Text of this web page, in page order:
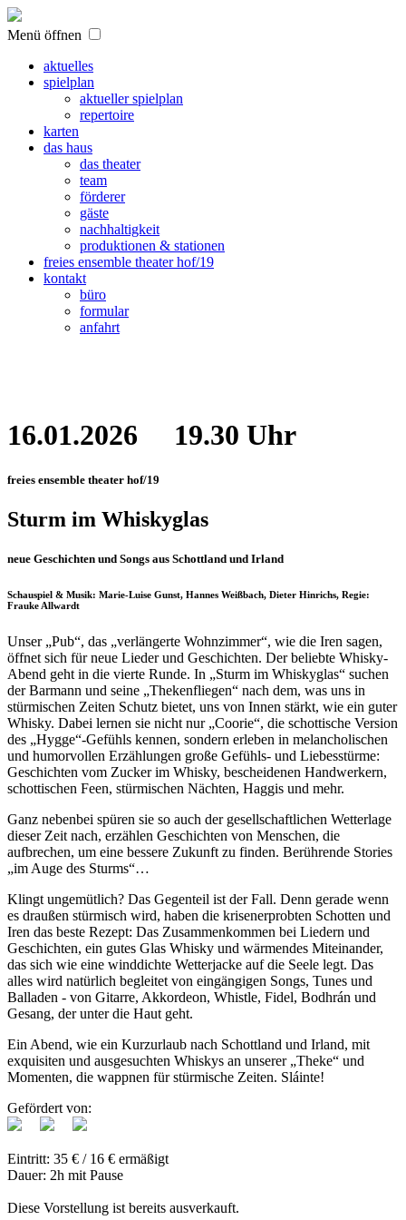
Menü öffnen
aktuelles
spielplan
aktueller spielplan
repertoire
karten
das haus
das theater
team
förderer
gäste
nachhaltigkeit
produktionen & stationen
freies ensemble theater hof/19
kontakt
büro
formular
anfahrt
16.01.2026 19.30 Uhr
freies ensemble theater hof/19
Sturm im Whiskyglas
neue Geschichten und Songs aus Schottland und Irland
Schauspiel & Musik: Marie-Luise Gunst, Hannes Weißbach, Dieter Hinrichs, Regie:
Frauke Allwardt
Unser „Pub“, das „verlängerte Wohnzimmer“, wie die Iren sagen,
öffnet sich für neue Lieder und Geschichten. Der beliebte Whisky-
Abend geht in die vierte Runde. In „Sturm im Whiskyglas“ suchen
der Barmann und seine „Thekenfliegen“ nach dem, was uns in
stürmischen Zeiten Schutz bietet, uns von Innen stärkt, wie ein guter
Whisky. Dabei lernen sie nicht nur „Coorie“, die schottische Version
des „Hygge“-Gefühls kennen, sondern erleben in melancholischen
und humorvollen Erzählungen große Gefühls- und Liebesstürme:
Geschichten vom Zucker im Whisky, bescheidenen Handwerkern,
schottischen Feen, stürmischen Nächten, Haggis und mehr.
Ganz nebenbei spüren sie so auch der gesellschaftlichen Wetterlage
dieser Zeit nach, erzählen Geschichten von Menschen, die
aufbrechen, um eine bessere Zukunft zu finden. Berührende Stories
„im Auge des Sturms“…
Klingt ungemütlich? Das Gegenteil ist der Fall. Denn gerade wenn
es draußen stürmisch wird, haben die krisenerprobten Schotten und
Iren das beste Rezept: Das Zusammenkommen bei Liedern und
Geschichten, ein gutes Glas Whisky und wärmendes Miteinander,
das sich wie eine winddichte Wetterjacke auf die Seele legt. Das
alles wird natürlich begleitet von eingängigen Songs, Tunes und
Balladen - von Gitarre, Akkordeon, Whistle, Fidel, Bodhrán und
Gesang, der unter die Haut geht.
Ein Abend, wie ein Kurzurlaub nach Schottland und Irland, mit
exquisiten und ausgesuchten Whiskys an unserer „Theke“ und
Momenten, die wappnen für stürmische Zeiten. Sláinte!
Gefördert von:
Eintritt: 35 € / 16 € ermäßigt
Dauer: 2h mit Pause
Diese Vorstellung ist bereits ausverkauft.